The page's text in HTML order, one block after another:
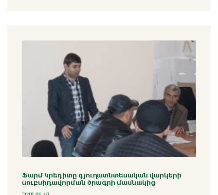
Ֆարմ Կրեդիտը գյուղատնտեսական վարկերի
սուբսիդավորման ծրագրի մասնակից